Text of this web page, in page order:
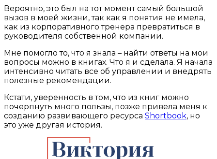
Вероятно, это был на тот момент самый большой
вызов в моей жизни, так как я понятия не имела,
как из корпоративного тренера превратиться в
руководителя собственной компании.
Мне помогло то, что я знала – найти ответы на мои
вопросы можно в книгах. Что я и сделала. Я начала
интенсивно читать все об управлении и внедрять
полезные рекомендации.
Кстати, уверенность в том, что из книг можно
почерпнуть много пользы, позже привела меня к
созданию развивающего ресурса Shortbook, но
это уже другая история.